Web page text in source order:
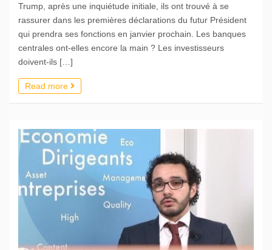
Trump, après une inquiétude initiale, ils ont trouvé à se
rassurer dans les premières déclarations du futur Président
qui prendra ses fonctions en janvier prochain. Les banques
centrales ont-elles encore la main ? Les investisseurs
doivent-ils […]
Read more